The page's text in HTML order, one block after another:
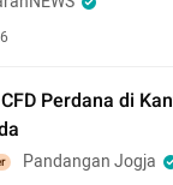
Perdana di
Pandangan Jogja